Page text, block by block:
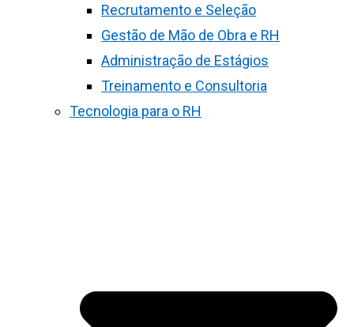
Recrutamento e Seleção
Gestão de Mão de Obra e RH
Administração de Estágios
Treinamento e Consultoria
Tecnologia para o RH